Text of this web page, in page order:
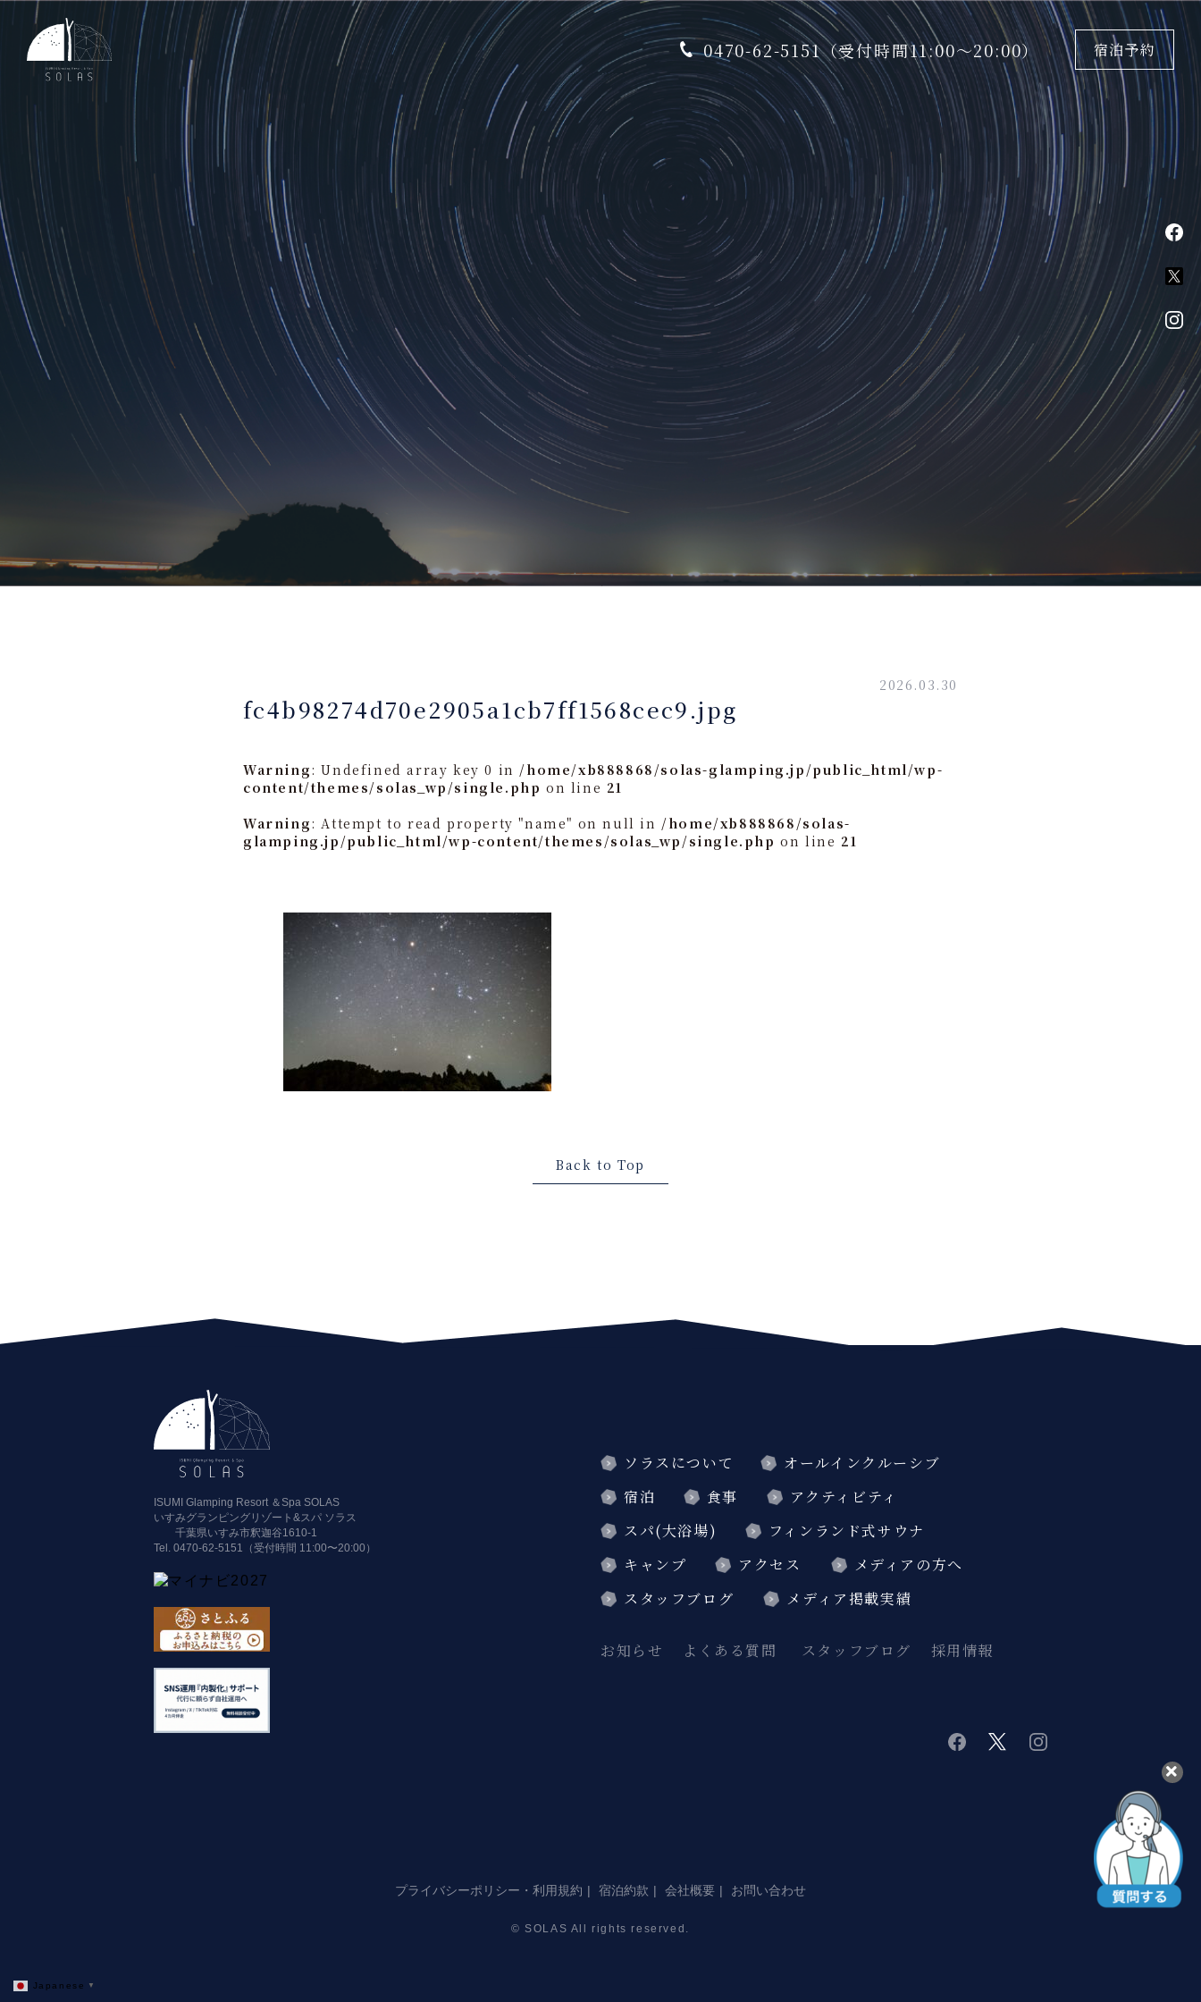
0470-62-5151（受付時間11:00〜20:00） 宿泊予約
2026.03.30
fc4b98274d70e2905a1cb7ff1568cec9.jpg
Warning: Undefined array key 0 in /home/xb888868/solas-glamping.jp/public_html/wp-
content/themes/solas_wp/single.php on line 21
Warning: Attempt to read property "name" on null in /home/xb888868/solas-
glamping.jp/public_html/wp-content/themes/solas_wp/single.php on line 21
Back to Top
ISUMI Glamping Resort ＆Spa SOLAS
いすみグランピングリゾート&スパ ソラス
千葉県いすみ市釈迦谷1610-1
Tel. 0470-62-5151（受付時間 11:00〜20:00）
ソラスについて
オールインクルーシブ
宿泊
食事
アクティビティ
スパ(大浴場)
フィンランド式サウナ
キャンプ
アクセス
メディアの方へ
スタッフブログ
メディア掲載実績
お知らせ よくある質問 スタッフブログ 採用情報
facebook
twitterinstagram
プライバシーポリシー・利用規約 宿泊約款 会社概要 お問い合わせ
© SOLAS All rights reserved.
Japanese ▼